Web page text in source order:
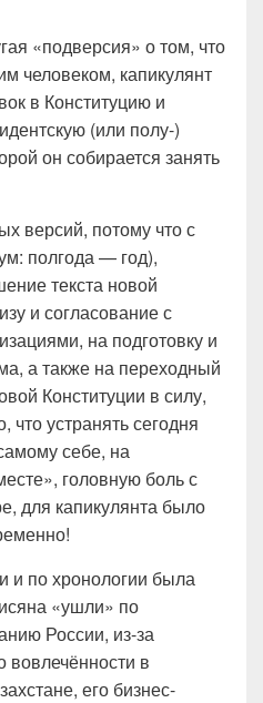
«подверсия» о том, что
человеком, капикулянт
в Конституцию и
(или полу-)
он собирается занять
версий, потому что с
полгода — год),
текста новой
и согласование с
на подготовку и
а также на переходный
Конституции в силу,
что устранять сегодня
себе, на
головную боль с
для капикулянта было
и по хронологии была
«ушли» по
России, из-за
вовлечённости в
его бизнес-